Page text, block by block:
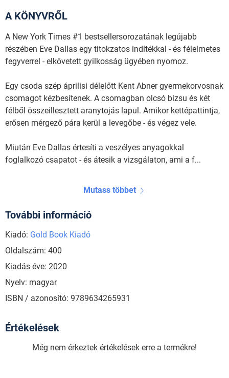
A KÖNYVRŐL
A New York Times #1 bestsellersorozatának legújabb
részében Eve Dallas egy titokzatos indítékkal - és félelmetes
fegyverrel - elkövetett gyilkosság ügyében nyomoz.
Egy csoda szép áprilisi délelőtt Kent Abner gyermekorvosnak
csomagot kézbesítenek. A csomagban olcsó bizsu és két
félből összeillesztett aranytojás lapul. Amikor kettépattintja,
erősen mérgező pára kerül a levegőbe - és végez vele.
Miután Eve Dallas értesíti a veszélyes anyagokkal
foglalkozó csapatot - és átesik a vizsgálaton, ami a f...
Mutass többet
További információ
Kiadó: Gold Book Kiadó
Oldalszám: 400
Kiadás éve: 2020
Nyelv: magyar
ISBN / azonosító: 9789634265931
Értékelések
Még nem érkeztek értékelések erre a termékre!